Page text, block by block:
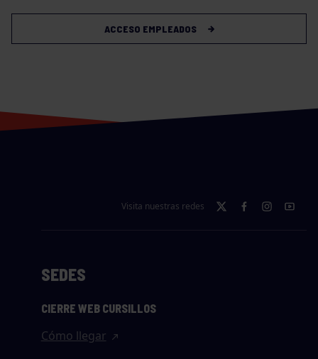
ACCESO EMPLEADOS
Visita nuestras redes
SEDES
CIERRE WEB CURSILLOS
Cómo llegar